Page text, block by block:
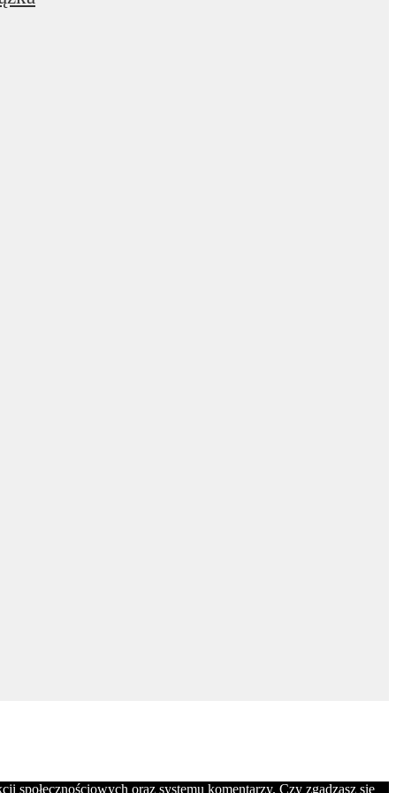
oraz systemu komentarzy. Czy zgadzasz się